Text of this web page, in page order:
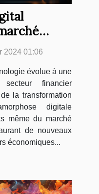
2024 01:06
évolue à une
financier
la transformation
digitale
même du marché
de nouveaux
économiques...